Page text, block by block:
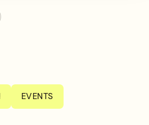
EVENTS